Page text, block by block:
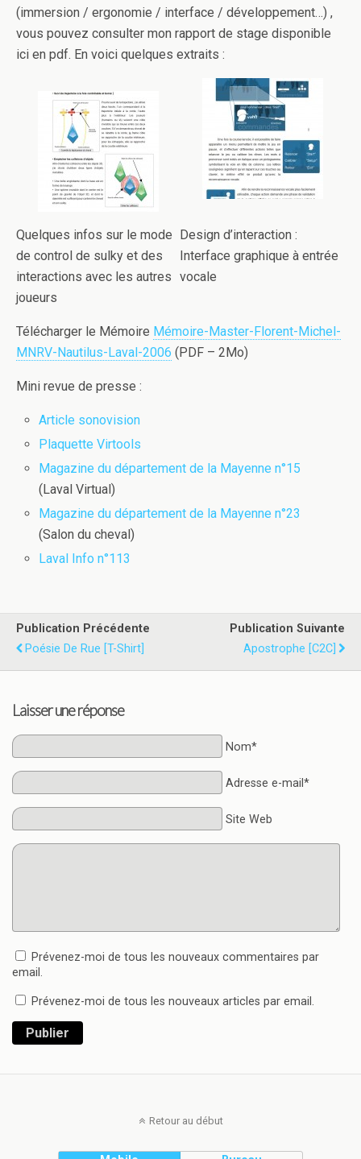
(immersion / ergonomie / interface / développement…) ,
vous pouvez consulter mon rapport de stage disponible
ici en pdf. En voici quelques extraits :
Quelques infos sur le mode
de control de sulky et des
interactions avec les autres
joueurs
Design d’interaction :
Interface graphique à entrée
vocale
Télécharger le Mémoire Mémoire-Master-Florent-Michel-
MNRV-Nautilus-Laval-2006 (PDF – 2Mo)
Mini revue de presse :
Article sonovision
Plaquette Virtools
Magazine du département de la Mayenne n°15
(Laval Virtual)
Magazine du département de la Mayenne n°23
(Salon du cheval)
Laval Info n°113
Publication Précédente
Poésie De Rue [T-Shirt]
Publication Suivante
Apostrophe [C2C]
Laisser une réponse
Nom*
Adresse e-mail*
Site Web
Prévenez-moi de tous les nouveaux commentaires par
email.
Prévenez-moi de tous les nouveaux articles par email.
Publier
Retour au début